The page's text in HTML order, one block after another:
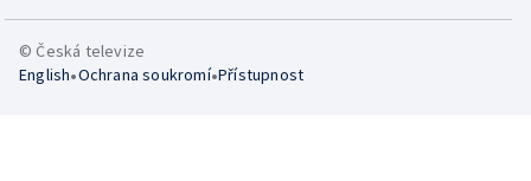
© Česká televize
English•Ochrana soukromí•Přístupnost